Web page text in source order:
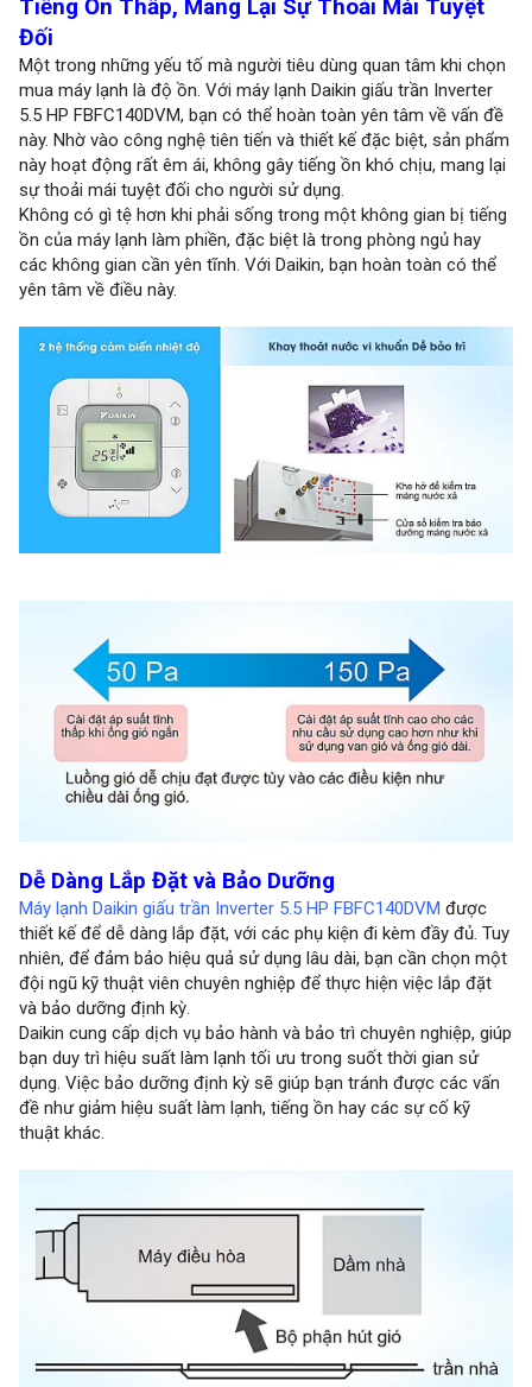
Tiếng Ồn Thấp, Mang Lại Sự Thoải Mái Tuyệt
Đối
Một trong những yếu tố mà người tiêu dùng quan tâm khi chọn
mua máy lạnh là độ ồn. Với máy lạnh Daikin giấu trần Inverter
5.5 HP FBFC140DVM, bạn có thể hoàn toàn yên tâm về vấn đề
này. Nhờ vào công nghệ tiên tiến và thiết kế đặc biệt, sản phẩm
này hoạt động rất êm ái, không gây tiếng ồn khó chịu, mang lại
sự thoải mái tuyệt đối cho người sử dụng.
Không có gì tệ hơn khi phải sống trong một không gian bị tiếng
ồn của máy lạnh làm phiền, đặc biệt là trong phòng ngủ hay
các không gian cần yên tĩnh. Với Daikin, bạn hoàn toàn có thể
yên tâm về điều này.
Dễ Dàng Lắp Đặt và Bảo Dưỡng
Máy lạnh Daikin giấu trần Inverter 5.5 HP FBFC140DVM được
thiết kế để dễ dàng lắp đặt, với các phụ kiện đi kèm đầy đủ. Tuy
nhiên, để đảm bảo hiệu quả sử dụng lâu dài, bạn cần chọn một
đội ngũ kỹ thuật viên chuyên nghiệp để thực hiện việc lắp đặt
và bảo dưỡng định kỳ.
Daikin cung cấp dịch vụ bảo hành và bảo trì chuyên nghiệp, giúp
bạn duy trì hiệu suất làm lạnh tối ưu trong suốt thời gian sử
dụng. Việc bảo dưỡng định kỳ sẽ giúp bạn tránh được các vấn
đề như giảm hiệu suất làm lạnh, tiếng ồn hay các sự cố kỹ
thuật khác.